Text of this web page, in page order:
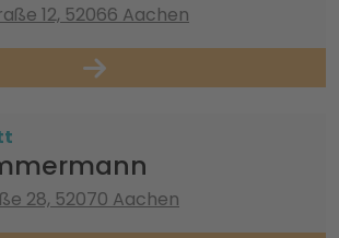
12, 52066 Aachen
28, 52070 Aachen